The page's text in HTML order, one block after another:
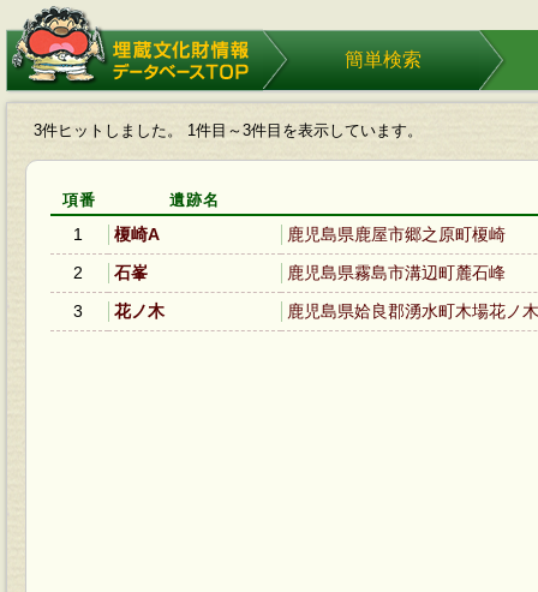
埋蔵文化財情報データベース
TOP
簡単検索
3件ヒットしました。 1件目～3件目を表示しています。
項番 遺跡名
1 榎崎A
鹿児島県鹿屋市郷之原町榎崎
2
石峯
鹿児島県霧島市溝辺町麓石峰
3
花ノ木 鹿児島県姶良郡湧水町木場花ノ